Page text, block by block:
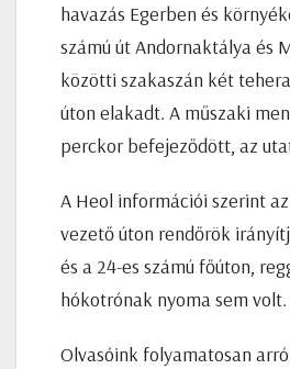
havazás Egerben és
számú út Andornaktálya és
közötti szakaszán két
úton elakadt. A műszaki
perckor befejeződött, az
A Heol információi szerint
vezető úton rendőrök
és a 24-es számú főúton,
hókotrónak nyoma sem volt.
Olvasóink folyamatosan